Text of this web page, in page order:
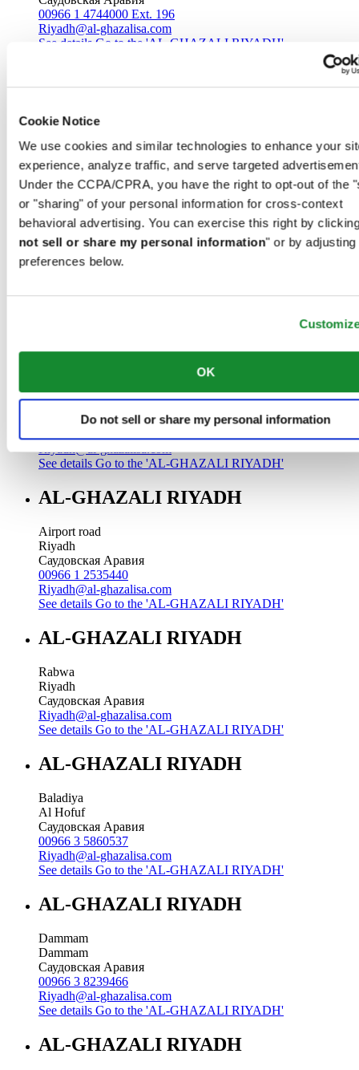
Cookie Notice
We use cookies and similar technologies to enhance your
experience, analyze traffic, and serve targeted
Under the CCPA/CPRA, you have the right to opt-out of the
or "sharing" of your personal information for cross-context
behavioral advertising. You can exercise this right by
not sell or share my personal information" or by adjusting
preferences below.
OK
Do not sell or share my personal information
00966 1 4744000 Ext. 196
Riyadh@al-ghazalisa.com
See details Go to the 'AL-GHAZALI RIYADH'
Riyadh
Саудовская Аравия
00966 1 4032968
Riyadh@al-ghazalisa.com
See detailsGo to the 'AL-GHAZALI RIYADH'
AL-GHAZALI RIYADH
Olaya
Riyadh
00966 1 4561410
AL-GHAZALI RIYADH
Olaya
Саудовская Аравия
00966 1 4628858
Riyadh@al-ghazalisa.com
See details Go to the 'AL-GHAZALI RIYADH'
AL-GHAZALI RIYADH
Airport road
Riyadh
Саудовская Аравия
00966 1 2535440
Riyadh@al-ghazalisa.com
See details Go to the 'AL-GHAZALI RIYADH'
AL-GHAZALI RIYADH
Rabwa
Riyadh
Саудовская Аравия
Riyadh@al-ghazalisa.com
See details Go to the 'AL-GHAZALI RIYADH'
AL-GHAZALI RIYADH
Baladiya
Al Hofuf
Саудовская Аравия
00966 3 5860537
Riyadh@al-ghazalisa.com
See details Go to the 'AL-GHAZALI RIYADH'
AL-GHAZALI RIYADH
Dammam
Dammam
Саудовская Аравия
00966 3 8239466
Riyadh@al-ghazalisa.com
See details Go to the 'AL-GHAZALI RIYADH'
AL-GHAZALI RIYADH